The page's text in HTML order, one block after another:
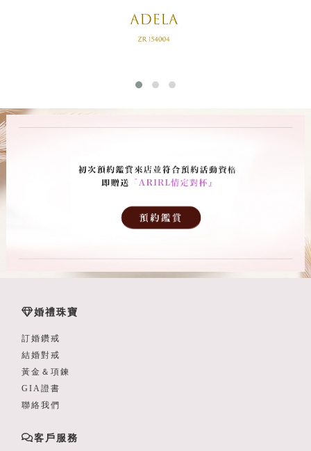
婚禮珠寶
訂婚鑽戒
結婚對戒
黃金＆項鍊
GIA證書
聯絡我們
客戶服務